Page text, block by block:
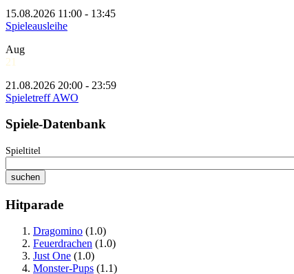
15.08.2026 11:00 - 13:45
Spieleausleihe
Aug
21
21.08.2026 20:00 - 23:59
Spieletreff AWO
Spiele-Datenbank
Spieltitel
Hitparade
Dragomino (1.0)
Feuerdrachen (1.0)
Just One (1.0)
Monster-Pups (1.1)